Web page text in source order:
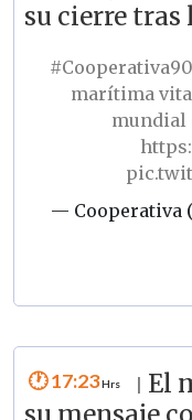
su cierre tras
#Cooperativa90
marítima
mundial
— Cooperativa
17:23
El